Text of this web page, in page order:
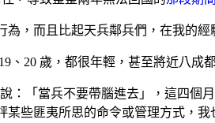
，而且比起天兵鄰兵們，在我的經
20 歲，都很年輕，甚至將近八成
「當兵不要帶腦進去」，這四個
些匪夷所思的命令或管理方式，